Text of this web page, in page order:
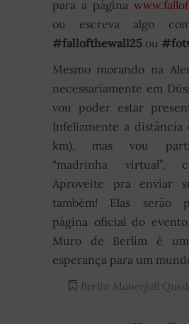
para a página
ou escreva algo
#fallofthewall25 ou
Mesmo morando na
necessariamente em
vou poder estar
Infelizmente a distância
km), mas vou
“madrinha virtual”,
Aproveite pra enviar
também! Elas serão
página oficial do
Muro de Berlim é um
esperança para um
Berlin Mauerfall